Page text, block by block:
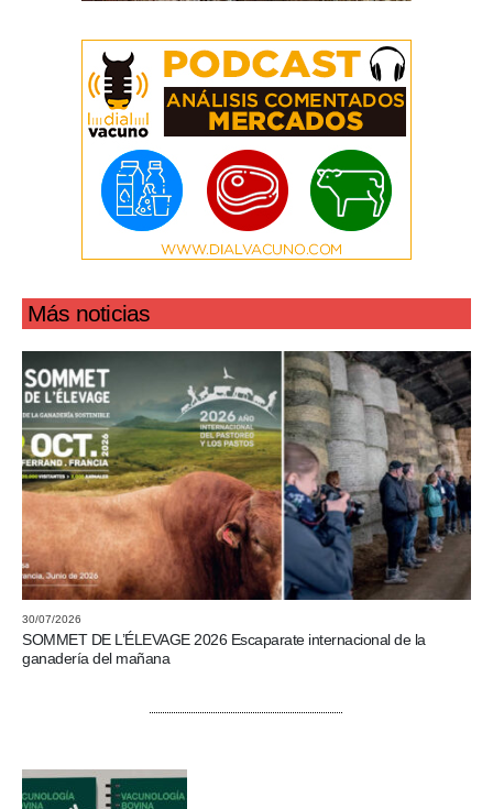
Más noticias
30/07/2026
SOMMET DE L’ÉLEVAGE 2026 Escaparate internacional de la
ganadería del mañana